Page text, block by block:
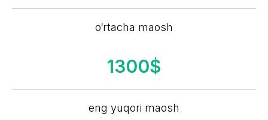
o‘rtacha maosh
1300$
eng yuqori maosh